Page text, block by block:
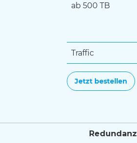
ab 500 TB
Traffic
Jetzt bestellen
Redundanz